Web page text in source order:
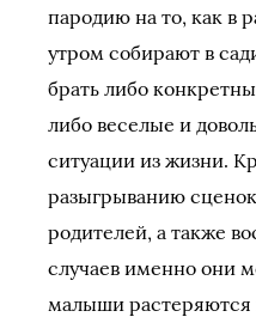
пародию на то, как в
утром собирают в
брать либо
либо веселые и
ситуации из жизни.
разыгрыванию
родителей, а также
случаев именно они
малыши растеряются